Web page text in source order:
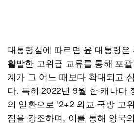
대통령실에 따르면 윤 대통령
활발한 고위급 교류를 통해 포
계가 그 어느 때보다 확대되고
다. 특히 2022년 9월 한·캐나다
의 일환으로 ‘2+2 외교·국방 고
점을 강조하며, 이를 통해 양국